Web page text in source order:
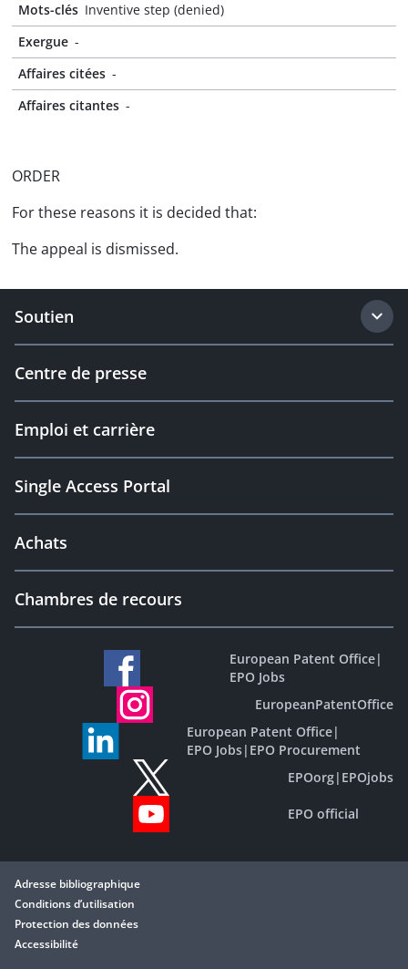
Mots-clés Inventive step (denied)
Exergue -
Affaires citées -
Affaires citantes -
ORDER
For these reasons it is decided that:
The appeal is dismissed.
Soutien
Centre de presse
Emploi et carrière
Single Access Portal
Achats
Chambres de recours
European Patent Office|
EPO Jobs
EuropeanPatentOffice
European Patent Office|
EPO Jobs| EPO Procurement
EPOorg| EPOjobs
EPO official
Adresse bibliographique
Conditions d’utilisation
Protection des données
Accessibilité